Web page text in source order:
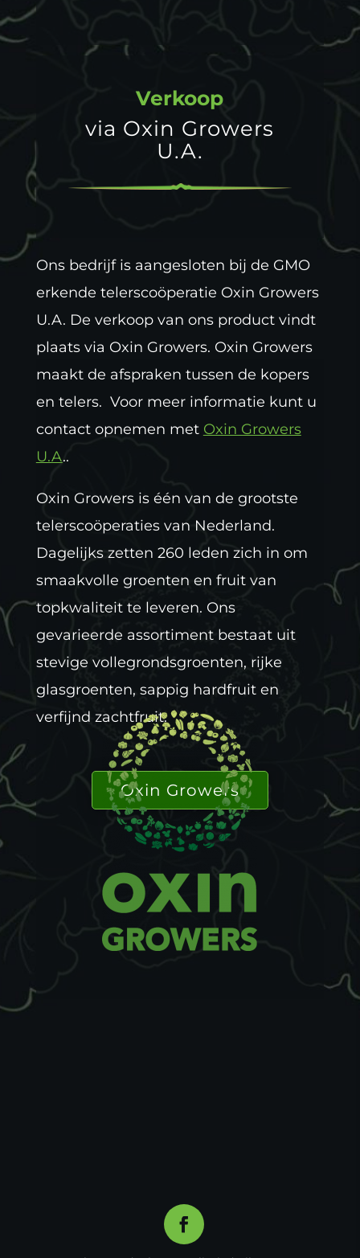
Verkoop
via Oxin Growers
U.A.
Ons bedrijf is aangesloten bij de GMO
erkende telerscoöperatie Oxin Growers
U.A. De verkoop van ons product vindt
plaats via Oxin Growers. Oxin Growers
maakt de afspraken tussen de kopers
en telers. Voor meer informatie kunt u
contact opnemen met Oxin Growers
U.A..
Oxin Growers is één van de grootste
telerscoöperaties van Nederland.
Dagelijks zetten 260 leden zich in om
smaakvolle groenten en fruit van
topkwaliteit te leveren. Ons
gevarieerde assortiment bestaat uit
stevige vollegrondsgroenten, rijke
glasgroenten, sappig hardfruit en
verfijnd zachtfruit.
Oxin Growers